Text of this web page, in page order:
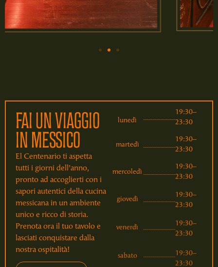
FAI UN VIAGGIO
IN MESSICO
El Centenario ti aspetta
tutti i giorni dell’anno,
pronto ad accoglierti con i
sapori autentici della cucina
messicana in un ambiente
unico e ricco di storia.
Prenota ora il tuo tavolo e
lasciati conquistare dalla
nostra ospitalità!
lunedì
19:30–
23:30
martedì
19:30–
23:30
mercoledì
19:30–
23:30
giovedì
19:30–
23:30
venerdì
19:30–
23:30
sabato
19:30–
23:30